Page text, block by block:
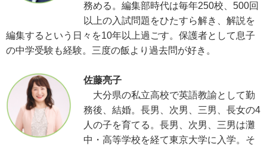
務める。編集部時代は毎年250校、500回
以上の入試問題をひたすら解き、解説を
編集するという日々を10年以上過ごす。保護者として息子
の中学受験も経験。三度の飯より過去問が好き。
佐藤亮子
大分県の私立高校で英語教諭として勤
務後、結婚。長男、次男、三男、長女の4
人の子を育てる。長男、次男、三男は灘
中・高等学校を経て東京大学に入学。そ